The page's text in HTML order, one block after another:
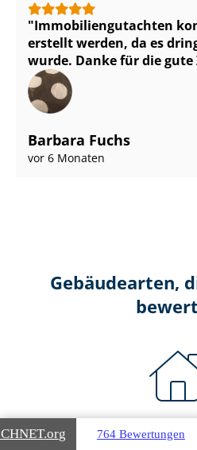
Im­mo­bi­li­en­gut­ach­ten
erstellt werden, da es
wurde. Danke für die
Barbara Fuchs
vor 6 Monaten
Gebäudearten,
.org 764 Bewertungen